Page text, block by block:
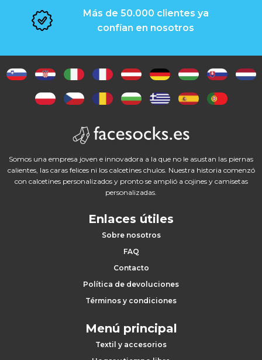
Más de 50.000 clientes ya
confían en nosotros
Somos una empresa joven e innovadora a la que no le asustan las piernas
calientes, las caras felices ni los calcetines chulos. Nuestra historia comenzó
con calcetines personalizados y pronto se amplió a cojines y camisetas
personalizadas.
Enlaces útiles
Sobre nosotros
FAQ
Contacto
Política de devoluciones
Términos y condiciones
Menú principal
Textil y accesorios